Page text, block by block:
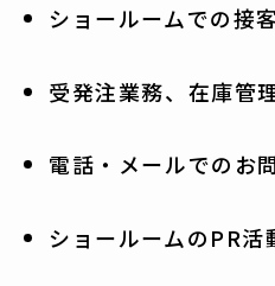
ショールームでの接
受発注業務、在庫管
電話・メールでのお
ショールームのPR活